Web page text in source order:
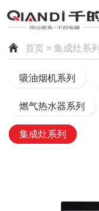
首页 > 集成灶系列
吸油烟机系列
燃气热水器系列
集成灶系列